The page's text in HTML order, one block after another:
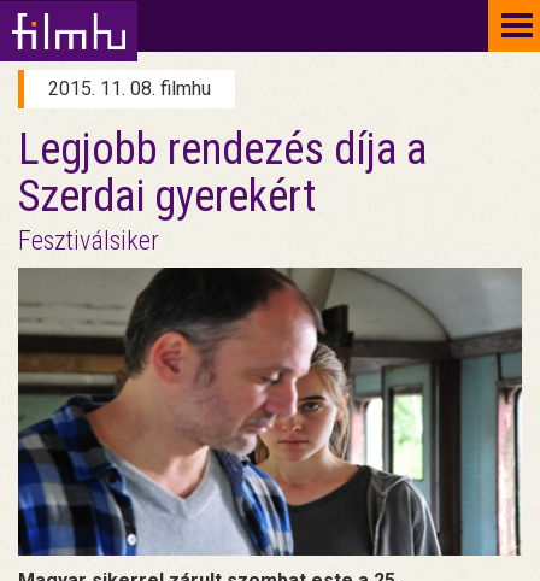
2015. 11. 08. filmhu
Legjobb rendezés díja a
Szerdai gyerekért
Fesztiválsiker